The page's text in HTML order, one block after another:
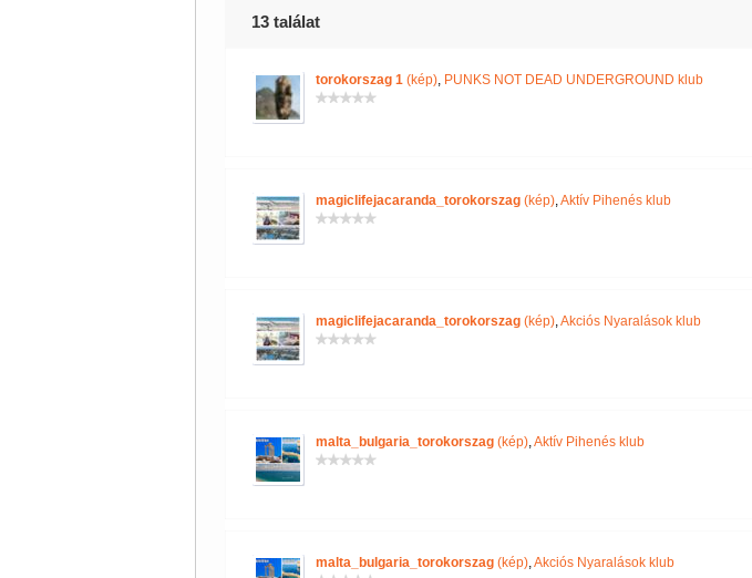
13 találat
torokorszag 1(kép), PUNKS NOT DEAD UNDERGROUND klub
magiclifejacaranda_torokorszag(kép),Aktív Pihenés klub
magiclifejacaranda_torokorszag(kép),Akciós Nyaralások klub
malta_bulgaria_torokorszag(kép),Aktív Pihenés klub
malta_bulgaria_torokorszag(kép),Akciós Nyaralások klub